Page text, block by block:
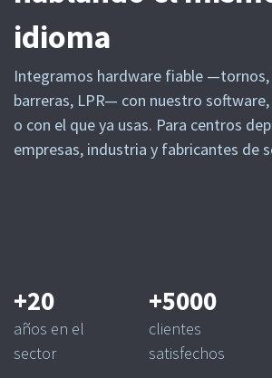
idioma
Integramos hardware fiable
barreras, LPR— con nuestro software,
o con el que ya usas. Para centros
empresas, industria y fabricantes de
+20
años en el
sector
+5000
clientes
satisfechos